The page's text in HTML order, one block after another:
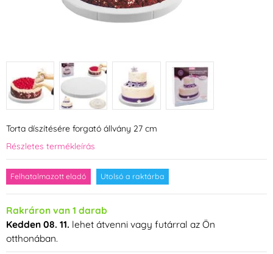
Torta díszítésére forgató állvány 27 cm
Részletes termékleírás
Felhatalmazott eladó Utolsó a raktárba
Rakráron van 1 darab
Kedden 08. 11. lehet átvenni vagy futárral az Ön
otthonában.